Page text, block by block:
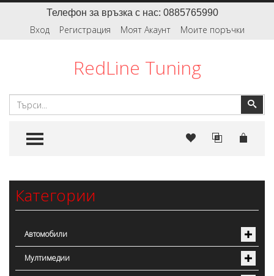
Телефон за връзка с нас: 0885765990
Вход Регистрация Моят Акаунт Моите поръчки
RedLine Tuning
TOGGLE MENU
Категории
Автомобили
Мултимедии